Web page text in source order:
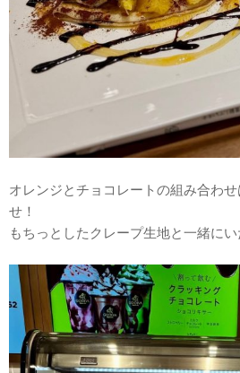
オレンジとチョコレートの組み合わ
せ！
もちっとしたクレープ生地と一緒にい